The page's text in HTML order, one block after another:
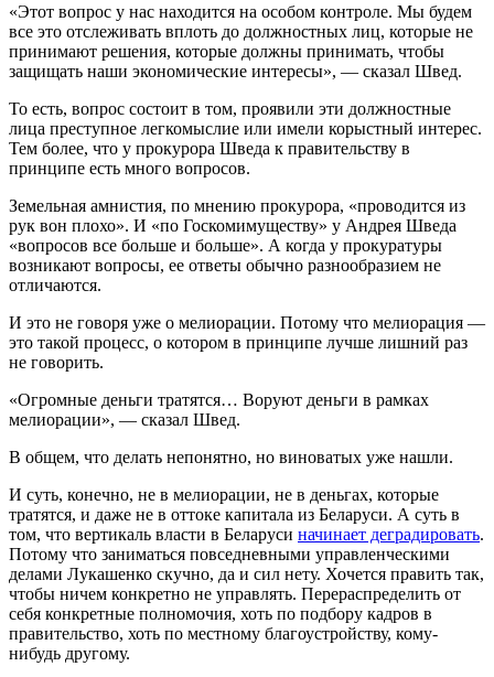
«Этот вопрос у нас находится на особом контроле. Мы будем
все это отслеживать вплоть до должностных лиц, которые не
принимают решения, которые должны принимать, чтобы
защищать наши экономические интересы», — сказал Швед.
То есть, вопрос состоит в том, проявили эти должностные
лица преступное легкомыслие или имели корыстный интерес.
Тем более, что у прокурора Шведа к правительству в
принципе есть много вопросов.
Земельная амнистия, по мнению прокурора, «проводится из
рук вон плохо». И «по Госкомимуществу» у Андрея Шведа
«вопросов все больше и больше». А когда у прокуратуры
возникают вопросы, ее ответы обычно разнообразием не
отличаются.
И это не говоря уже о мелиорации. Потому что мелиорация —
это такой процесс, о котором в принципе лучше лишний раз
не говорить.
«Огромные деньги тратятся… Воруют деньги в рамках
мелиорации», — сказал Швед.
В общем, что делать непонятно, но виноватых уже нашли.
И суть, конечно, не в мелиорации, не в деньгах, которые
тратятся, и даже не в оттоке капитала из Беларуси. А суть в
том, что вертикаль власти в Беларуси начинает деградировать.
Потому что заниматься повседневными управленческими
делами Лукашенко скучно, да и сил нету. Хочется править так,
чтобы ничем конкретно не управлять. Перераспределить от
себя конкретные полномочия, хоть по подбору кадров в
правительство, хоть по местному благоустройству, кому-
нибудь другому.